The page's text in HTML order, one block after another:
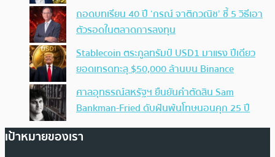
ถอดบทเรียน 40 ปี ‘กรณ์ จาติกวณิช’ ชี้ 5 วิธีเอา
ตัวรอดในตลาดการลงทุน
Stablecoin ตระกูลทรัมป์ USD1 มาแรง ปีเดียว
ยอดเทรดทะลุ $50,000 ล้านบน Binance
ศาลอุทธรณ์สหรัฐฯ ยืนยันคำตัดสิน Sam
Bankman-Fried ดับฝันพ้นโทษนอนคุก 25 ปี
เป้าหมายของเรา